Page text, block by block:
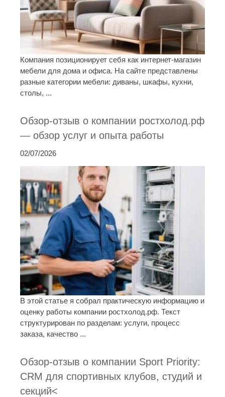
Компания позиционирует себя как интернет-магазин
мебели для дома и офиса. На сайте представлены
разные категории мебели: диваны, шкафы, кухни,
столы, ...
Обзор-отзыв о компании ростхолод.рф
— обзор услуг и опыта работы
02/07/2026
В этой статье я собрал практическую информацию и
оценку работы компании ростхолод.рф. Текст
структурирован по разделам: услуги, процесс
заказа, качество ...
Обзор-отзыв о компании Sport Priority:
CRM для спортивных клубов, студий и
секций<